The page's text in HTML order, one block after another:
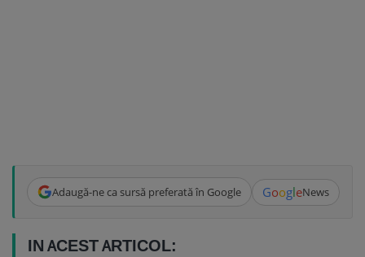
Adaugă-ne ca sursă preferată în Google GoogleNews
IN ACEST ARTICOL: